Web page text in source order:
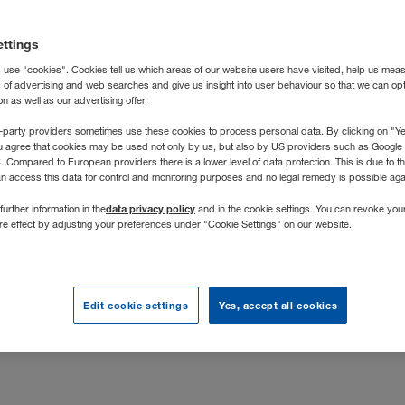
der WALTER GROUP und europäischer
Raumsystemen. Den Kunden aus Industrie, Handel, Gewerbe
"Raum sofort" – das heißt Raumlösungen mit Containern
mehreren europäischen Werken. Das 1981 gegründete
traditionelle Werte mit einem modernen
(m/w/d) lernst du von den Profis, hast die Möglichkeit, dich
entwickeln und langfristig ein Profi im Sales Management zu
use "cookies". Cookies tell us which areas of our website users have visited, help us
of advertising and web searches and give us insight into user behaviour so that we can
as well as our advertising offer.
providers sometimes use these cookies to process personal data. By clicking on
agree that cookies may be used not only by us, but also by US providers such as Google
Compared to European providers there is a lower level of data protection. This is due to
access this data for control and monitoring purposes and no legal remedy is possible
information in thedata privacy policy and in the cookie settings. You can revoke
effect by adjusting your preferences under "Cookie Settings" on our website.
Edit cookie settings Yes, accept all cookies